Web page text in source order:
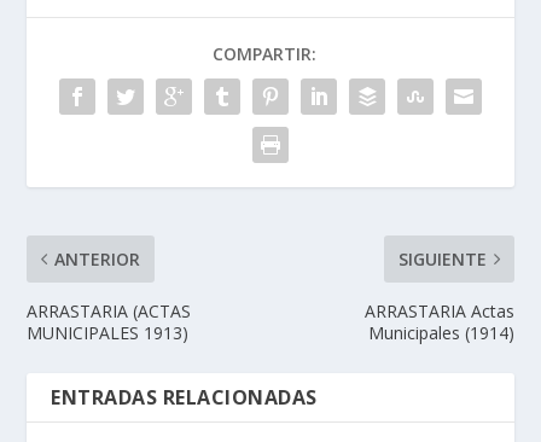
COMPARTIR:
ANTERIOR
ARRASTARIA (ACTAS
MUNICIPALES 1913)
SIGUIENTE
ARRASTARIA Actas
Municipales (1914)
ENTRADAS RELACIONADAS